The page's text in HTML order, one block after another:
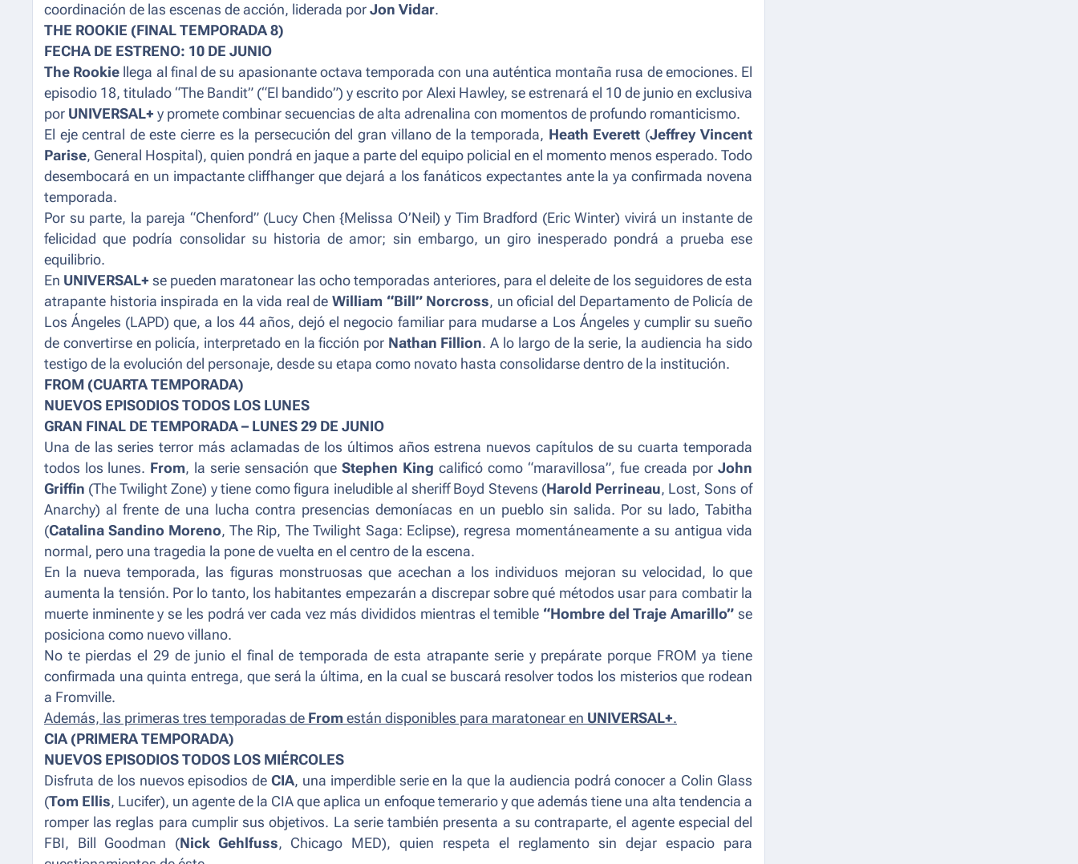
coordinación de las escenas de acción, liderada por Jon Vidar.
THE ROOKIE (FINAL TEMPORADA 8)
FECHA DE ESTRENO: 10 DE JUNIO
The Rookie llega al final de su apasionante octava temporada con una auténtica montaña rusa de emociones. El
episodio 18, titulado “The Bandit” (“El bandido”) y escrito por Alexi Hawley, se estrenará el 10 de junio en exclusiva
por UNIVERSAL+ y promete combinar secuencias de alta adrenalina con momentos de profundo romanticismo.
El eje central de este cierre es la persecución del gran villano de la temporada, Heath Everett (Jeffrey Vincent
Parise, General Hospital), quien pondrá en jaque a parte del equipo policial en el momento menos esperado. Todo
desembocará en un impactante cliffhanger que dejará a los fanáticos expectantes ante la ya confirmada novena
temporada.
Por su parte, la pareja “Chenford” (Lucy Chen {Melissa O’Neil) y Tim Bradford (Eric Winter) vivirá un instante de
felicidad que podría consolidar su historia de amor; sin embargo, un giro inesperado pondrá a prueba ese
equilibrio.
En UNIVERSAL+ se pueden maratonear las ocho temporadas anteriores, para el deleite de los seguidores de esta
atrapante historia inspirada en la vida real de William “Bill” Norcross, un oficial del Departamento de Policía de
Los Ángeles (LAPD) que, a los 44 años, dejó el negocio familiar para mudarse a Los Ángeles y cumplir su sueño
de convertirse en policía, interpretado en la ficción por Nathan Fillion. A lo largo de la serie, la audiencia ha sido
testigo de la evolución del personaje, desde su etapa como novato hasta consolidarse dentro de la institución.
FROM (CUARTA TEMPORADA)
NUEVOS EPISODIOS TODOS LOS LUNES
GRAN FINAL DE TEMPORADA – LUNES 29 DE JUNIO
Una de las series terror más aclamadas de los últimos años estrena nuevos capítulos de su cuarta temporada
todos los lunes. From, la serie sensación que Stephen King calificó como “maravillosa”, fue creada por John
Griffin (The Twilight Zone) y tiene como figura ineludible al sheriff Boyd Stevens (Harold Perrineau, Lost, Sons of
Anarchy) al frente de una lucha contra presencias demoníacas en un pueblo sin salida. Por su lado, Tabitha
(Catalina Sandino Moreno, The Rip, The Twilight Saga: Eclipse), regresa momentáneamente a su antigua vida
normal, pero una tragedia la pone de vuelta en el centro de la escena.
En la nueva temporada, las figuras monstruosas que acechan a los individuos mejoran su velocidad, lo que
aumenta la tensión. Por lo tanto, los habitantes empezarán a discrepar sobre qué métodos usar para combatir la
muerte inminente y se les podrá ver cada vez más divididos mientras el temible “Hombre del Traje Amarillo” se
posiciona como nuevo villano.
No te pierdas el 29 de junio el final de temporada de esta atrapante serie y prepárate porque FROM ya tiene
confirmada una quinta entrega, que será la última, en la cual se buscará resolver todos los misterios que rodean
a Fromville.
Además, las primeras tres temporadas de From están disponibles para maratonear en UNIVERSAL+.
CIA (PRIMERA TEMPORADA)
NUEVOS EPISODIOS TODOS LOS MIÉRCOLES
Disfruta de los nuevos episodios de CIA, una imperdible serie en la que la audiencia podrá conocer a Colin Glass
(Tom Ellis, Lucifer), un agente de la CIA que aplica un enfoque temerario y que además tiene una alta tendencia a
romper las reglas para cumplir sus objetivos. La serie también presenta a su contraparte, el agente especial del
FBI, Bill Goodman (Nick Gehlfuss, Chicago MED), quien respeta el reglamento sin dejar espacio para